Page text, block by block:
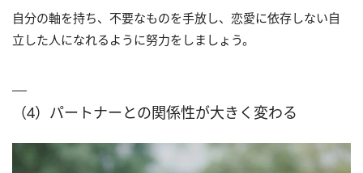
自分の軸を持ち、不要なものを手放し、恋愛に依存しない自
立した人になれるように努力をしましょう。
（4）パートナーとの関係性が大きく変わる